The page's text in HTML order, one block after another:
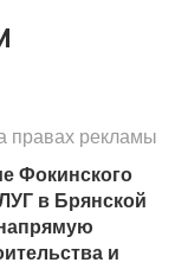
правах рекламы
Фокинского
в Брянской
и